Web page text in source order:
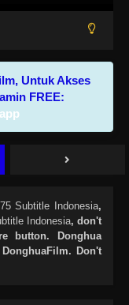
Untuk Akses
FREE:
Subtitle Indonesia,
Indonesia, don't
button. Donghua
Don't